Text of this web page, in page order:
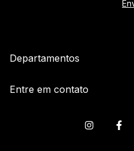
Departamentos
Entre em contato